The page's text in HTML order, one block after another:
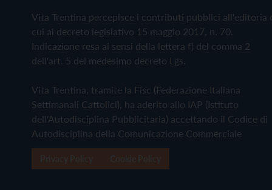
Vita Trentina percepisce i contributi pubblici all'editoria
cui al decreto legislativo 15 maggio 2017, n. 70.
Indicazione resa ai sensi della lettera f) del comma 2
dell'art. 5 del medesimo decreto Lgs.
Vita Trentina, tramite la Fisc (Federazione Italiana
Settimanali Cattolici), ha aderito allo IAP (Istituto
dell'Autodisciplina Pubblicitaria) accettando il Codice di
Autodisciplina della Comunicazione Commerciale